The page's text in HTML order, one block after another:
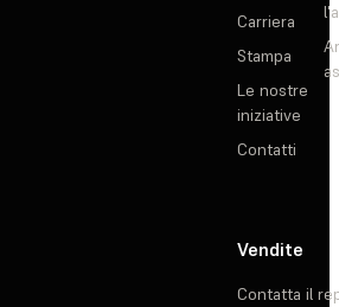
Carriera
Stampa
Le nostre
iniziative
Contatti
Vendite
Contatta il